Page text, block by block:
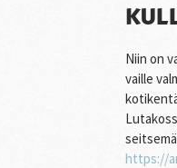
Niin on
vaille
https://